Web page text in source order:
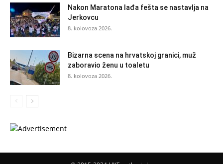
Nakon Maratona lađa fešta se nastavlja na
Jerkovcu
8. kolovoza 2026.
Bizarna scena na hrvatskoj granici, muž
zaboravio ženu u toaletu
8. kolovoza 2026.